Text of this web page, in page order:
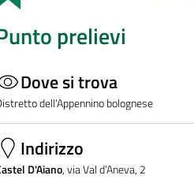
prelievi
Dove si trova
dell’Appennino bolognese
Indirizzo
D'Aiano, via Val d’Aneva, 2